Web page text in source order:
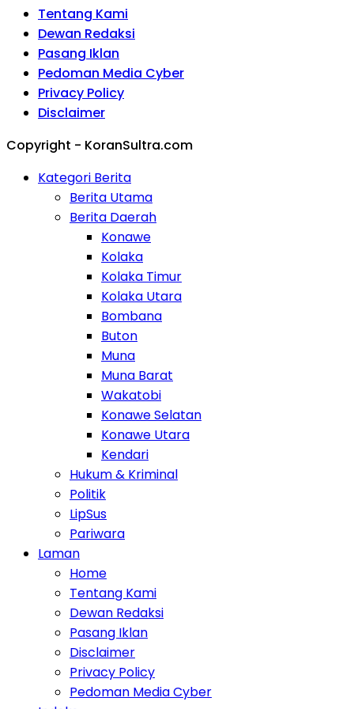
Tentang Kami
Dewan Redaksi
Pasang Iklan
Pedoman Media Cyber
Privacy Policy
Disclaimer
Copyright - KoranSultra.com
Kategori Berita
Berita Utama
Berita Daerah
Konawe
Kolaka
Kolaka Timur
Kolaka Utara
Bombana
Buton
Muna
Muna Barat
Wakatobi
Konawe Selatan
Konawe Utara
Kendari
Hukum & Kriminal
Politik
LipSus
Pariwara
Laman
Home
Tentang Kami
Dewan Redaksi
Pasang Iklan
Disclaimer
Privacy Policy
Pedoman Media Cyber